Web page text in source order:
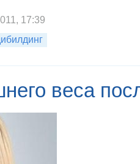
17:39
веса